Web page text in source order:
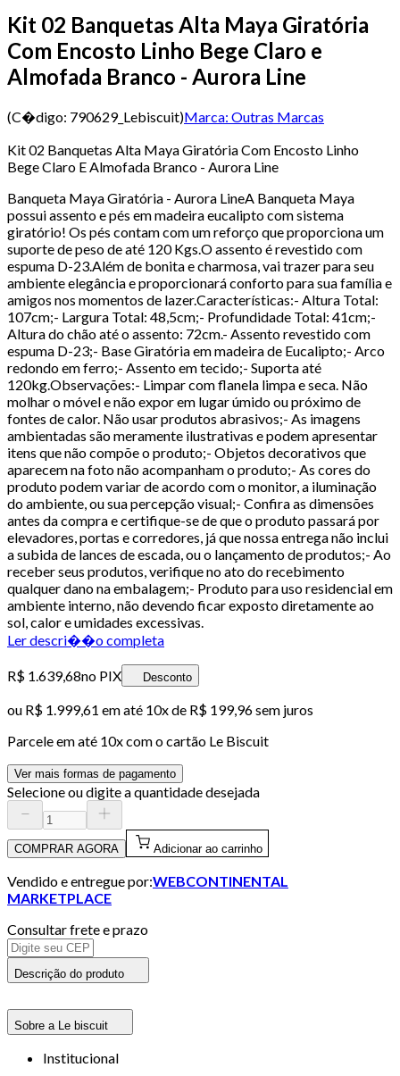
Kit 02 Banquetas Alta Maya Giratória
Com Encosto Linho Bege Claro e
Almofada Branco - Aurora Line
(C�digo: 790629_Lebiscuit)Marca: Outras Marcas
Kit 02 Banquetas Alta Maya Giratória Com Encosto Linho
Bege Claro E Almofada Branco - Aurora Line
Banqueta Maya Giratória - Aurora LineA Banqueta Maya
possui assento e pés em madeira eucalipto com sistema
giratório! Os pés contam com um reforço que proporciona um
suporte de peso de até 120 Kgs.O assento é revestido com
espuma D-23.Além de bonita e charmosa, vai trazer para seu
ambiente elegância e proporcionará conforto para sua família e
amigos nos momentos de lazer.Características:- Altura Total:
107cm;- Largura Total: 48,5cm;- Profundidade Total: 41cm;-
Altura do chão até o assento: 72cm.- Assento revestido com
espuma D-23;- Base Giratória em madeira de Eucalipto;- Arco
redondo em ferro;- Assento em tecido;- Suporta até
120kg.Observações:- Limpar com flanela limpa e seca. Não
molhar o móvel e não expor em lugar úmido ou próximo de
fontes de calor. Não usar produtos abrasivos;- As imagens
ambientadas são meramente ilustrativas e podem apresentar
itens que não compõe o produto;- Objetos decorativos que
aparecem na foto não acompanham o produto;- As cores do
produto podem variar de acordo com o monitor, a iluminação
do ambiente, ou sua percepção visual;- Confira as dimensões
antes da compra e certifique-se de que o produto passará por
elevadores, portas e corredores, já que nossa entrega não inclui
a subida de lances de escada, ou o lançamento de produtos;- Ao
receber seus produtos, verifique no ato do recebimento
qualquer dano na embalagem;- Produto para uso residencial em
ambiente interno, não devendo ficar exposto diretamente ao
sol, calor e umidades excessivas.
Ler descri��o completa
R$ 1.639,68no PIX Desconto
ou R$ 1.999,61 em até 10x de R$ 199,96 sem juros
Parcele em até 10x com o cartão Le Biscuit
Ver mais formas de pagamento
Selecione ou digite a quantidade desejada
COMPRAR AGORA Adicionar ao carrinho
Vendido e entregue por:WEBCONTINENTAL
MARKETPLACE
Consultar frete e prazo
Descrição do produto
Sobre a Le biscuit
Institucional